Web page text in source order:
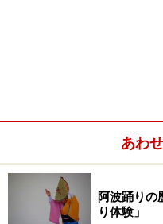
あわ
阿波踊りの
り体験」